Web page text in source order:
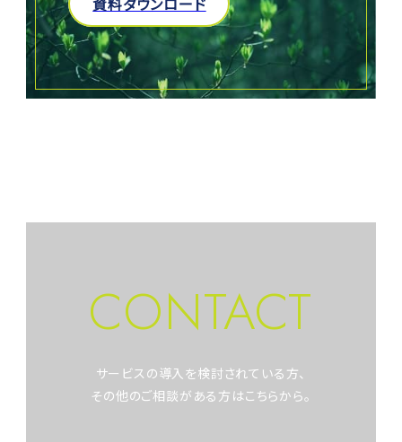
CONTACT
サービスの導入を検討されている方、
その他のご相談がある方はこちらから。